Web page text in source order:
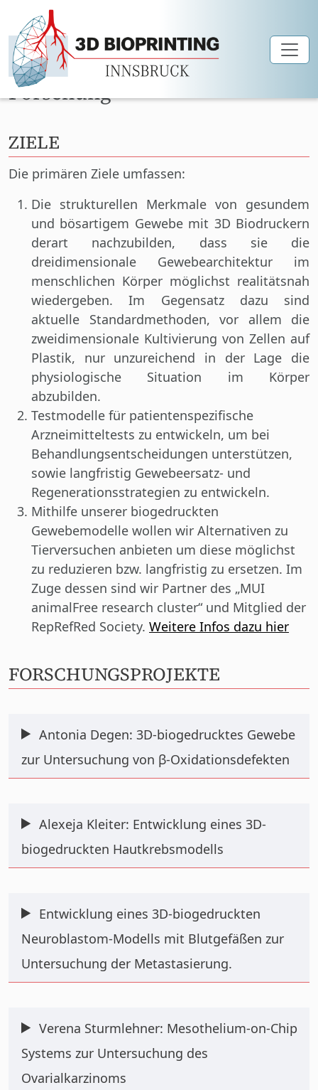
Skip to main content
Forschung
ZIELE
Die primären Ziele umfassen:
Die strukturellen Merkmale von gesundem
und bösartigem Gewebe mit 3D Biodruckern
derart nachzubilden, dass sie die
dreidimensionale Gewebearchitektur im
menschlichen Körper möglichst realitätsnah
wiedergeben. Im Gegensatz dazu sind
aktuelle Standardmethoden, vor allem die
zweidimensionale Kultivierung von Zellen auf
Plastik, nur unzureichend in der Lage die
physiologische Situation im Körper
abzubilden.
Testmodelle für patientenspezifische
Arzneimitteltests zu entwickeln, um bei
Behandlungsentscheidungen unterstützen,
sowie langfristig Gewebeersatz- und
Regenerationsstrategien zu entwickeln.
Mithilfe unserer biogedruckten
Gewebemodelle wollen wir Alternativen zu
Tierversuchen anbieten um diese möglichst
zu reduzieren bzw. langfristig zu ersetzen. Im
Zuge dessen sind wir Partner des „MUI
animalFree research cluster“ und Mitglied der
RepRefRed Society. Weitere Infos dazu hier
FORSCHUNGSPROJEKTE
Antonia Degen: 3D-biogedrucktes Gewebe
zur Untersuchung von β-Oxidationsdefekten
Alexeja Kleiter: Entwicklung eines 3D-
biogedruckten Hautkrebsmodells
Entwicklung eines 3D-biogedruckten
Neuroblastom-Modells mit Blutgefäßen zur
Untersuchung der Metastasierung.
Verena Sturmlehner: Mesothelium-on-Chip
Systems zur Untersuchung des
Ovarialkarzinoms